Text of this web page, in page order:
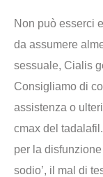
Non può esserci
da assumere
sessuale, Cialis
Consigliamo di
assistenza o
cmax del
per la
sodio’, il mal di